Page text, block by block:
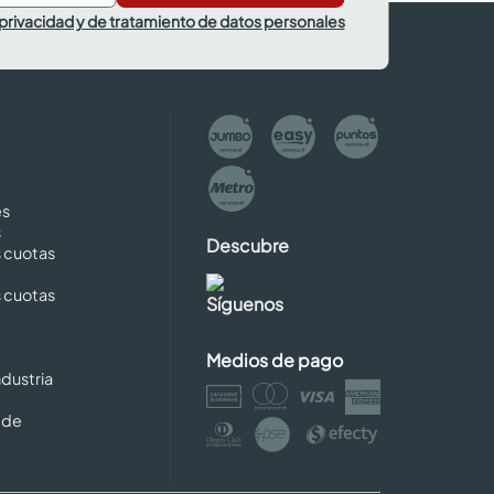
y de tratamiento de datos personales
cuotas
cuotas
Descubre
Síguenos
Medios de pago